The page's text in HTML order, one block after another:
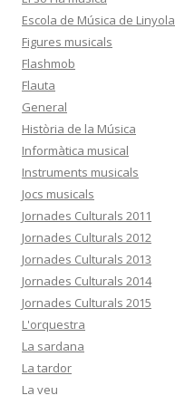
Escola de Música de Linyola
Figures musicals
Flashmob
Flauta
General
Història de la Música
Informàtica musical
Instruments musicals
Jocs musicals
Jornades Culturals 2011
Jornades Culturals 2012
Jornades Culturals 2013
Jornades Culturals 2014
Jornades Culturals 2015
L'orquestra
La sardana
La tardor
La veu